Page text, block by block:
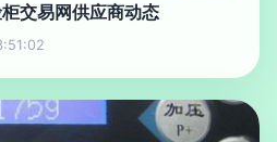
交易网供应商动态